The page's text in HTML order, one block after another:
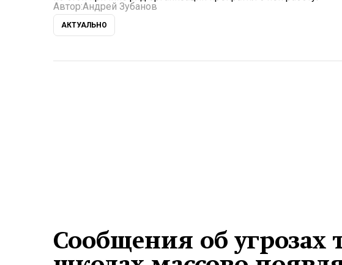
Автор:Андрей Зубанов
АКТУАЛЬНО
Сообщения об угрозах